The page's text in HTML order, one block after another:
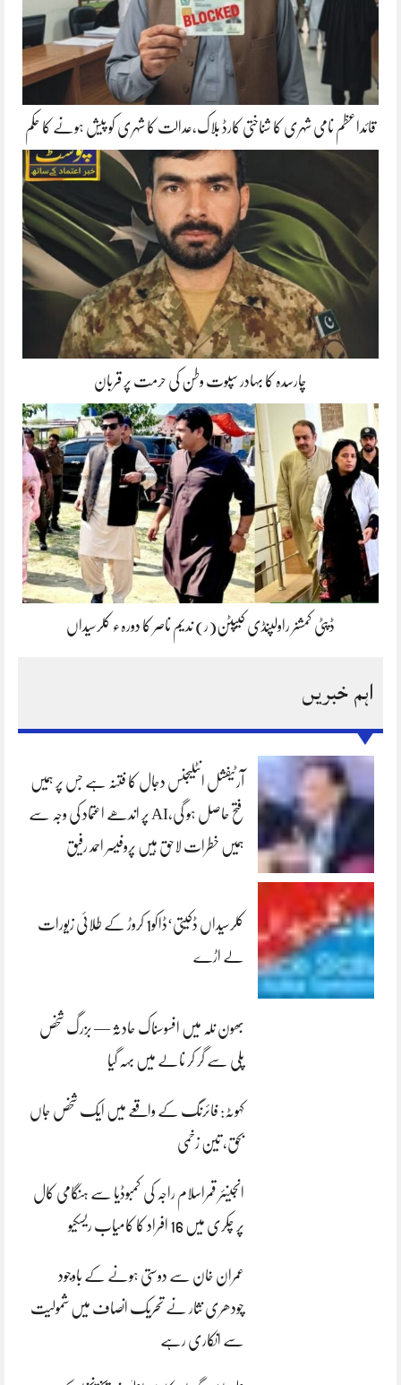
قائداعظم نامی شہری کا شناختی کارڈ بلاک،عدالت کا شہری کو پیش ہونے کا حکم
چارسدہ کا بہادر سپوت وطن کی حرمت پر قربان
ڈپٹی کمشنر راولپنڈی کیپٹن(ر) ندیم ناصر کا دورہء کلرسیداں
اہم خبریں
آرٹیفشل انٹلیجنس دجال کا فتنہ ہے جس پر ہمیں
فتح حاصل ہو گی،AI پر اندھے اعتماد کی وجہ سے
ہمیں خطرات لاحق ہیں پروفیسر احمد رفیق
کلرسیداں ڈکیتی‘ڈاکو1 کروڑ کے طلائی زیورات
لے اڑے
بھون نلہ میں افسوسناک حادثہ — بزرگ شخص
پلی سے گر کر نالے میں بہہ گیا
کہوٹہ: فائرنگ کے واقعے میں ایک شخص جاں
بحق، تین زخمی
انجینئر قمراسلام راجہ کی کمبوڈیا سے ہنگامی کال
پر چکری میں 16 افراد کا کامیاب ریسکیو
عمران خان سے دوستی ہونے کے باوجود
چودھری نثار نے تحریک انصاف میں شمولیت
سے انکاری رہے